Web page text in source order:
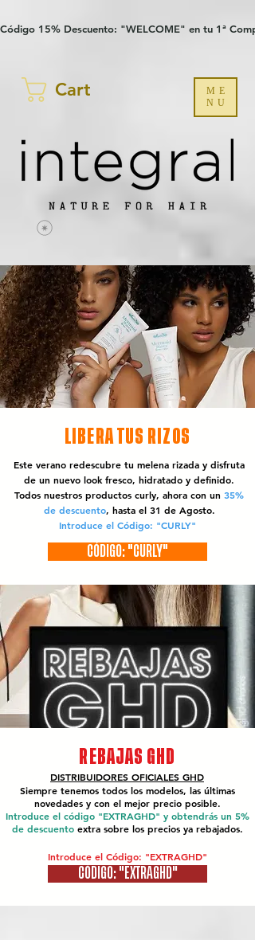
Código 15% Descuento: "WELCOME" en tu 1ª
Cart
ME
NU
LIBERA TUS RIZOS
Este verano redescubre tu melena rizada y disfruta
de un nuevo look fresco, hidratado y definido.
Todos nuestros productos curly, ahora con un 35%
de descuento, hasta el 31 de Agosto.
Introduce el Código: "CURLY"
CÓDIGO: "CURLY"
REBAJAS GHD
DISTRIBUIDORES OFICIALES GHD
Siempre tenemos todos los modelos, las últimas
novedades y con el mejor precio posible.
Introduce el código "EXTRAGHD" y obtendrás un 5%
de descuento extra sobre los precios ya rebajados.
Introduce el Código: "EXTRAGHD"
CÓDIGO: "EXTRAGHD"